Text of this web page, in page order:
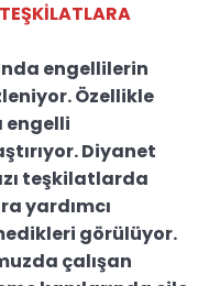
engellilerin
Özellikle
engelli
Diyanet
teşkilatlarda
yardımcı
görülüyor.
çalışan